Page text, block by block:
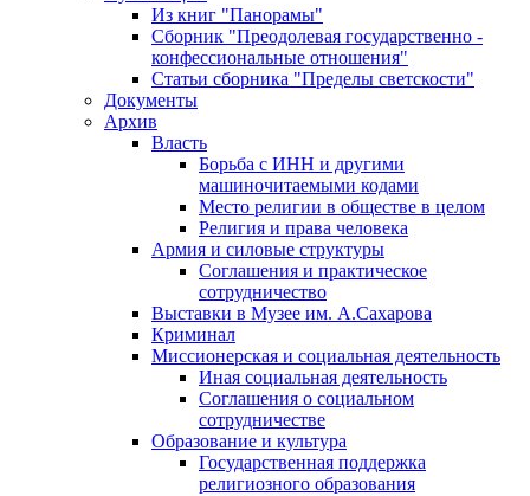
Из книг "Панорамы"
Сборник "Преодолевая государственно -
конфессиональные отношения"
Статьи сборника "Пределы светскости"
Документы
Архив
Власть
Борьба с ИНН и другими
машиночитаемыми кодами
Место религии в обществе в целом
Религия и права человека
Армия и силовые структуры
Соглашения и практическое
сотрудничество
Выставки в Музее им. А.Сахарова
Криминал
Миссионерская и социальная деятельность
Иная социальная деятельность
Соглашения о социальном
сотрудничестве
Образование и культура
Государственная поддержка
религиозного образования